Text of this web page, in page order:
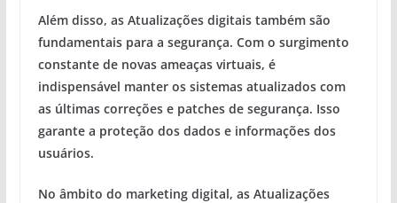
Além disso, as Atualizações digitais também são
fundamentais para a segurança. Com o surgimento
constante de novas ameaças virtuais, é
indispensável manter os sistemas atualizados com
as últimas correções e patches de segurança. Isso
garante a proteção dos dados e informações dos
usuários.
No âmbito do marketing digital, as Atualizações